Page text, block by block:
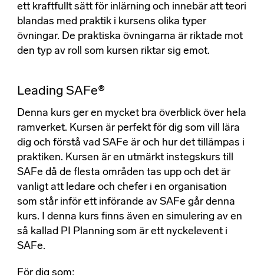
ett kraftfullt sätt för inlärning och innebär att teori
blandas med praktik i kursens olika typer
övningar. De praktiska övningarna är riktade mot
den typ av roll som kursen riktar sig emot.
Leading SAFe®
Denna kurs ger en mycket bra överblick över hela
ramverket. Kursen är perfekt för dig som vill lära
dig och förstå vad SAFe är och hur det tillämpas i
praktiken. Kursen är en utmärkt instegskurs till
SAFe då de flesta områden tas upp och det är
vanligt att ledare och chefer i en organisation
som står inför ett införande av SAFe går denna
kurs. I denna kurs finns även en simulering av en
så kallad PI Planning som är ett nyckelevent i
SAFe.